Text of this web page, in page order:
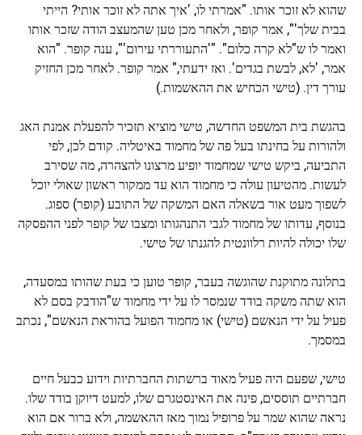
שהוא לא זוכר אותו. "אמרתי לו, 'איך אתה לא זוכר אותי? הייתי
בבית שלך'", אמר קופר, ולאחר מכן טען שהמעצב הודה שזכר אותו
ואמר לו ש"לא קרה כלום". "'התעוררתי עירום'", ענה קופר. "הוא
אמר, 'לא, לבשת בגדים'. ואז ידעתי," אמר קופר. לאחר מכן החזיק
עורך דין. (טישי הכחיש את ההאשמות.)
בהגשת בית המשפט החדשה, טישי מוציא תזכיר להפעלת אמנת האג
ולהורות על בחינתו בעל פה של מחמוד באיטליה. קודם לכן, לפי
התביעה, ביקש טישי שמחמוד יופיע מרצונו להצהרה, מה שסירב
לעשות. מהטיעון עולה כי מחמוד הוא עד ממקור ראשון שאולי יוכל
לשפוך מעט אור בשאלה האם המשקה של התובע (קופר) ספוג.
בנוסף, עדותו של מחמוד לגבי התנהגותו ומצבו של קופר לפני ההפסקה
שלו יכולה להיות רלוונטית להגנתו של טישי.
בתלונה מתוקנת שהוגשה בעבר, קופר טוען כי בעת שהותו במסעדה,
הוא שתה משקה בודד שנמסר לו על ידי מחמוד ש"הודבק בסם לא
פעיל על ידי הנאשם (טישי) או מחמוד הפועל בהוראת הנאשם", נכתב
במסמך.
טישי, שפעם היה פעיל מאוד ברשתות החברתיות וידוע כבעל חיים
חברתיים תוססים, פינה את האינסטגרם שלו, למעט דיוקן בודד שלו.
נראה שהוא שמר על פרופיל נמוך מאז ההאשמה, ולא ברור אם הוא